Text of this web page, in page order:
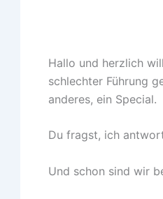
Hallo und herzlich
schlechter Führung
anderes, ein Special.
Du fragst, ich
Und schon sind wir